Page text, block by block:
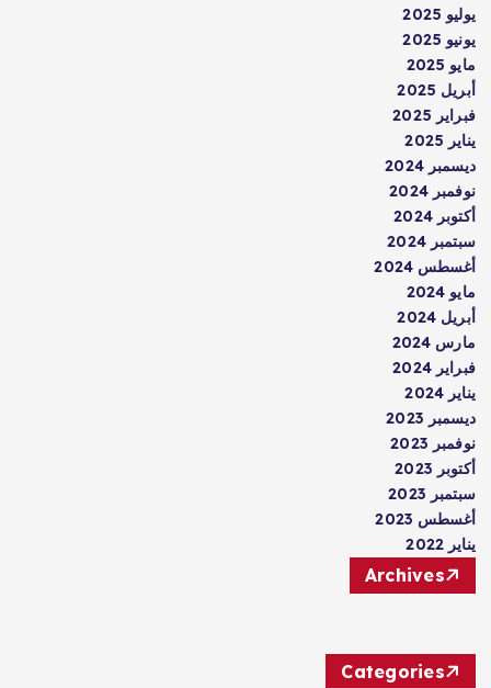
يوليو 2025
يونيو 2025
مايو 2025
أبريل 2025
فبراير 2025
يناير 2025
ديسمبر 2024
نوفمبر 2024
أكتوبر 2024
سبتمبر 2024
أغسطس 2024
مايو 2024
أبريل 2024
مارس 2024
فبراير 2024
يناير 2024
ديسمبر 2023
نوفمبر 2023
أكتوبر 2023
سبتمبر 2023
أغسطس 2023
يناير 2022
Archives
Categories